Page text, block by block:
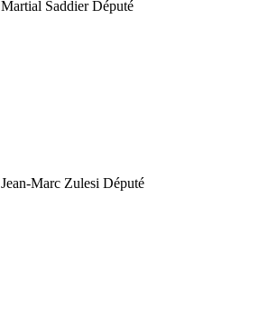
Martial Saddier Député
Jean-Marc Zulesi Député